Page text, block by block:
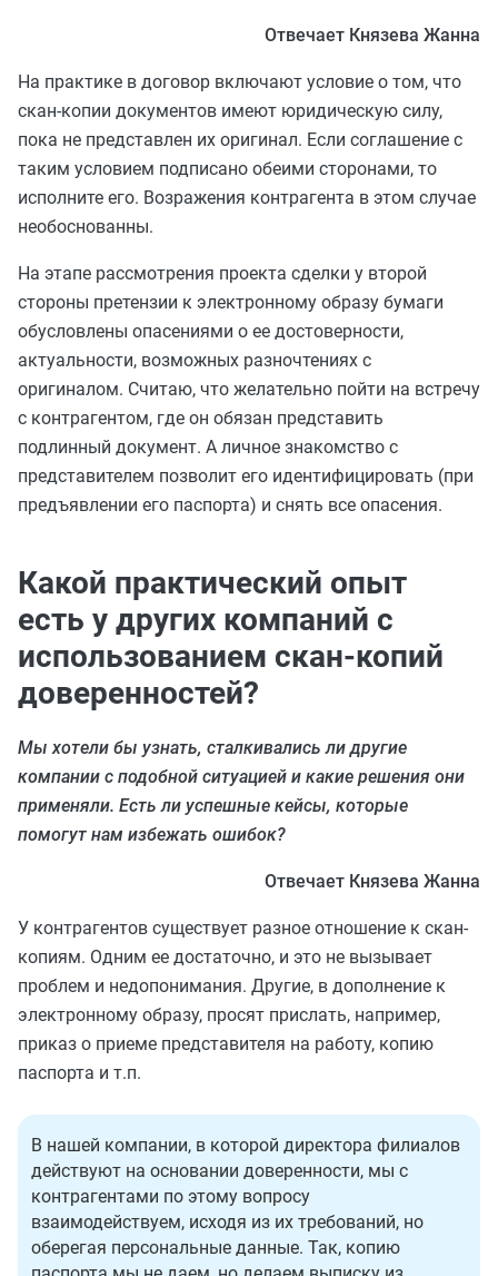
Отвечает Князева Жанна
На практике в договор включают условие о том, что
скан-копии документов имеют юридическую силу,
пока не представлен их оригинал. Если соглашение с
таким условием подписано обеими сторонами, то
исполните его. Возражения контрагента в этом случае
необоснованны.
На этапе рассмотрения проекта сделки у второй
стороны претензии к электронному образу бумаги
обусловлены опасениями о ее достоверности,
актуальности, возможных разночтениях с
оригиналом. Считаю, что желательно пойти на встречу
с контрагентом, где он обязан представить
подлинный документ. А личное знакомство с
представителем позволит его идентифицировать (при
предъявлении его паспорта) и снять все опасения.
Какой практический опыт
есть у других компаний с
использованием скан-копий
доверенностей?
Мы хотели бы узнать, сталкивались ли другие
компании с подобной ситуацией и какие решения они
применяли. Есть ли успешные кейсы, которые
помогут нам избежать ошибок?
Отвечает Князева Жанна
У контрагентов существует разное отношение к скан-
копиям. Одним ее достаточно, и это не вызывает
проблем и недопонимания. Другие, в дополнение к
электронному образу, просят прислать, например,
приказ о приеме представителя на работу, копию
паспорта и т.п.
В нашей компании, в которой директора филиалов
действуют на основании доверенности, мы с
контрагентами по этому вопросу
взаимодействуем, исходя из их требований, но
оберегая персональные данные. Так, копию